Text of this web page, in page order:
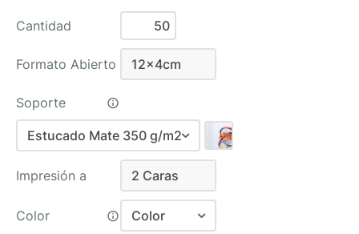
Cantidad
Formato Abierto
12x4cm
Soporte
Estucado Mate 350 g/m2
Estucado Mate 350 g/m2 Recomendado
Estucado Brillo 400 g/m2
Impresión a
2 Caras
2 Caras
Color
Color